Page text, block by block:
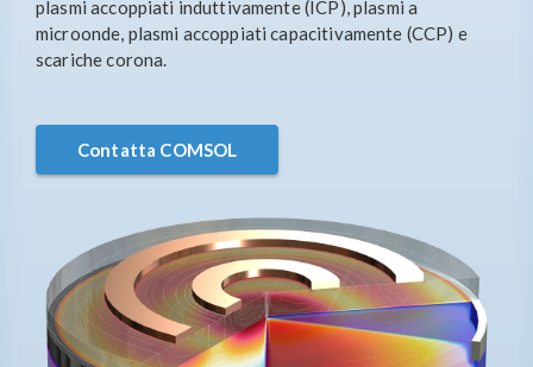
plasmi accoppiati induttivamente (ICP), plasmi a
microonde, plasmi accoppiati capacitivamente (CCP) e
scariche corona.
Contatta COMSOL